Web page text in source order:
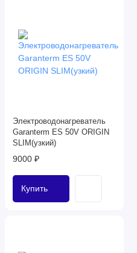
Электроводонагреватель
Garanterm ES 50V ORIGIN
SLIM(узкий)
9000 ₽
Купить